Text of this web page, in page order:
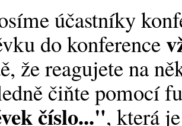
účastníky
do konference
že reagujete na
čiňte pomocí
číslo...", která